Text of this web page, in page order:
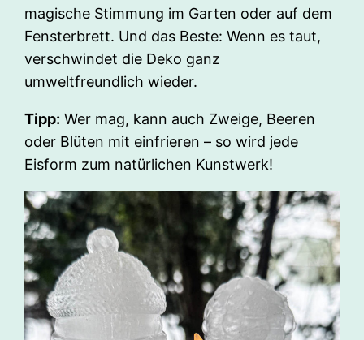
magische Stimmung im Garten oder auf dem
Fensterbrett. Und das Beste: Wenn es taut,
verschwindet die Deko ganz
umweltfreundlich wieder.
Tipp: Wer mag, kann auch Zweige, Beeren
oder Blüten mit einfrieren – so wird jede
Eisform zum natürlichen Kunstwerk!